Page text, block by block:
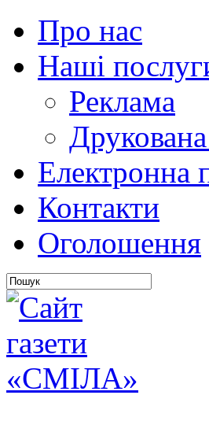
Про нас
Наші
Реклама
Електронна
Контакти
Оголошення